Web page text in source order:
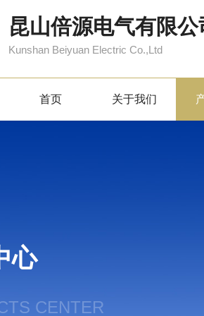
昆山倍源电气有限公
Kunshan Beiyuan Electric Co.,Ltd
首页 关于我们
心
CENTER